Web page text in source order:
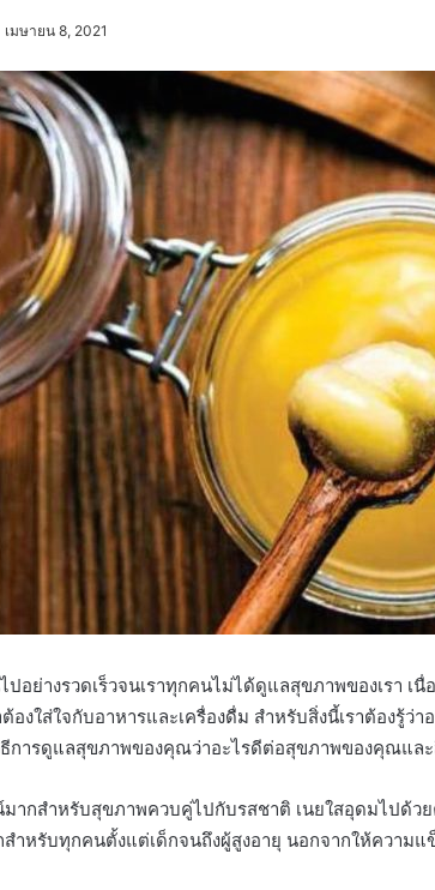
เมษายน 8, 2021
อย่างรวดเร็วจนเราทุกคนไม่ได้ดูแลสุขภาพของเรา เนื่
องใส่ใจกับอาหารและเครื่องดื่ม สำหรับสิ่งนี้เราต้องรู้ว่
ธีการดูแลสุขภาพของคุณว่าอะไรดีต่อสุขภาพของคุณแล
มากสำหรับสุขภาพควบคู่ไปกับรสชาติ เนยใสอุดมไปด้
ำหรับทุกคนตั้งแต่เด็กจนถึงผู้สูงอายุ นอกจากให้ความ